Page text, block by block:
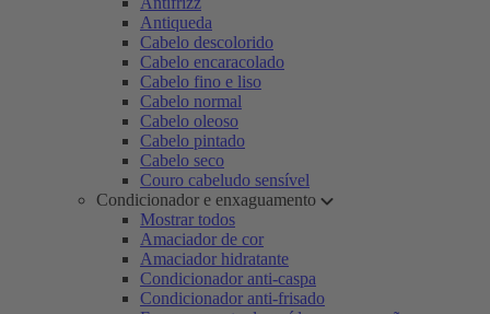
Antiqueda
Cabelo descolorido
Cabelo encaracolado
Cabelo fino e liso
Cabelo normal
Cabelo oleoso
Cabelo pintado
Cabelo seco
Couro cabeludo sensível
Condicionador e enxaguamento
Mostrar todos
Amaciador de cor
Amaciador hidratante
Condicionador anti-caspa
Condicionador anti-frisado